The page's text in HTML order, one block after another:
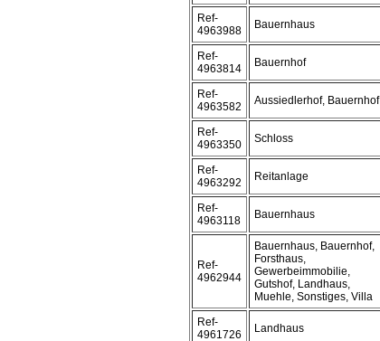
Ref-
4963988
Bauernhaus
Ref-
4963814
Bauernhof
Ref-
4963582
Aussiedlerhof, Bauernhof
Ref-
4963350
Schloss
Ref-
4963292
Reitanlage
Ref-
4963118
Bauernhaus
Ref-
4962944
Bauernhaus, Bauernhof,
Forsthaus,
Gewerbeimmobilie,
Gutshof, Landhaus,
Muehle, Sonstiges, Villa
Ref-
4961726
Landhaus